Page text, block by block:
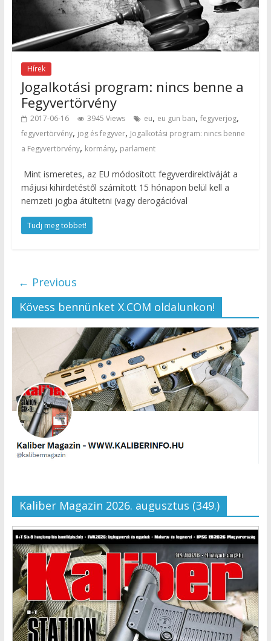
Hírek
Jogalkotási program: nincs benne a
Fegyvertörvény
2017-06-16 3945 Views eu, eu gun ban, fegyverjog,
fegyvertörvény, jog és fegyver, Jogalkotási program: nincs benne
a Fegyvertörvény, kormány, parlament
Mint ismeretes, az EU módosított fegyverdirektíváját a
májusi kihirdetéstől számított 15 hónapon belül kell a
nemzeti jogba átültetni (vagy derogációval
Tudj meg többet!
← Previous
Kövess bennünket X.COM oldalunkon!
Kaliber Magazin 2026. augusztus (349.)